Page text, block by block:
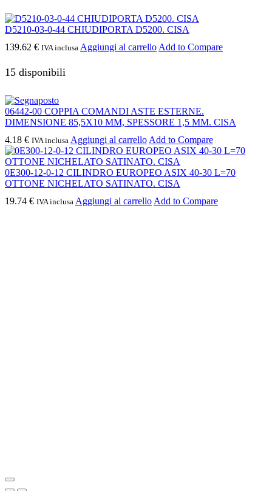
D5210-03-0-44 CHIUDIPORTA D5200. CISA
139.62 € IVA inclusa Aggiungi al carrello Add to Compare
15 disponibili
06442-00 COPPIA COMANDI ASTE ESTERNE.
DIMENSIONE 85,5X10 MM, SPESSORE 1,5 MM. CISA
4.18 € IVA inclusa Aggiungi al carrello Add to Compare
0E300-12-0-12 CILINDRO EUROPEO ASIX 40-30 L=70
OTTONE NICHELATO SATINATO. CISA
19.74 € IVA inclusa Aggiungi al carrello Add to Compare